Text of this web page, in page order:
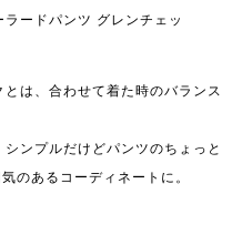
ードパンツ グレンチェッ
は、合わせて着た時のバランス
ンプルだけどパンツのちょっと
のあるコーディネートに。